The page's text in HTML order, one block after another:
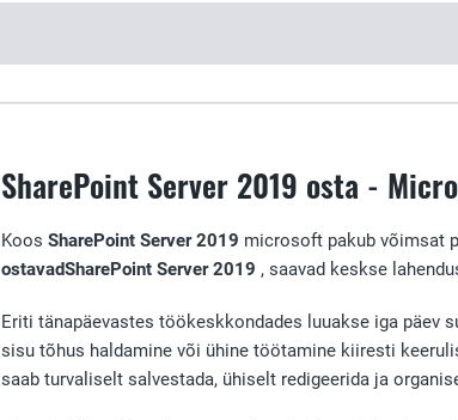
SharePoint Server 2019 osta -
Koos SharePoint Server 2019 microsoft pakub võimsat
ostavadSharePoint Server 2019 , saavad keskse
Eriti tänapäevastes töökeskkondades luuakse iga
sisu tõhus haldamine või ühine töötamine kiiresti
saab turvaliselt salvestada, ühiselt redigeerida ja